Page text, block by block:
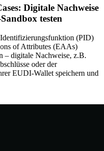
Digitale Nachweise
testen
(PID)
of Attributes (EAAs)
– digitale Nachweise, z.B.
oder der
EUDI-Wallet speichern und